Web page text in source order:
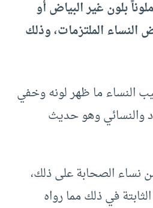
بلون غير البياض أو
النساء الملتزمات، وذلك
النساء ما ظهر لونه وخفي
والنسائي وهو حديث
نساء الصحابة على ذلك،
في ذلك مما رواه